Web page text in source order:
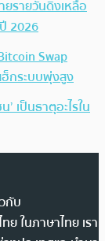
รายวันดิ่งเหลือ
2026
Swap
ฮ็กระบบพุ่งสูง
เป็นธาตุอะไรใน
กับ
ย ในภาษาไทย เรา